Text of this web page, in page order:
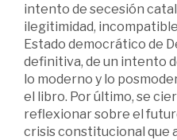
intento de secesión
ilegitimidad,
Estado democrático de
definitiva, de un intento
lo moderno y lo
el libro. Por último, se
reflexionar sobre el
crisis constitucional que